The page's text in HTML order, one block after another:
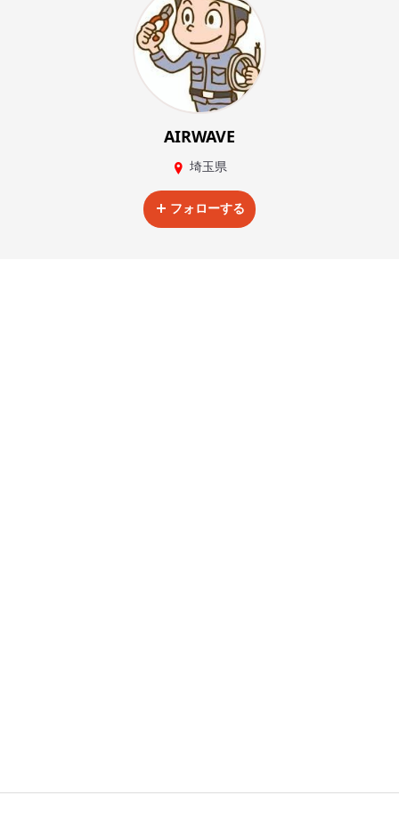
AIRWAVE
埼玉県
フォローする